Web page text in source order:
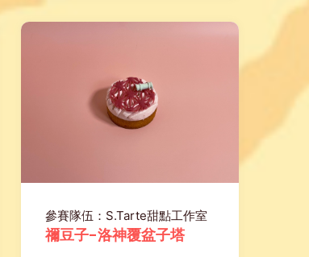
參賽隊伍：S.Tarte甜點工作室
禰豆子-洛神覆盆子塔